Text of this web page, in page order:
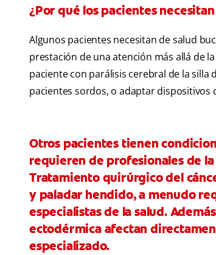
¿Por qué los pacientes
Algunos pacientes necesitan de salud
prestación de una atención más allá de
paciente con parálisis cerebral de la silla
pacientes sordos, o adaptar dispositivos
Otros pacientes tienen
requieren de profesionales de
Tratamiento quirúrgico del
y paladar hendido, a menudo
especialistas de la salud.
ectodérmica afectan
especializado.